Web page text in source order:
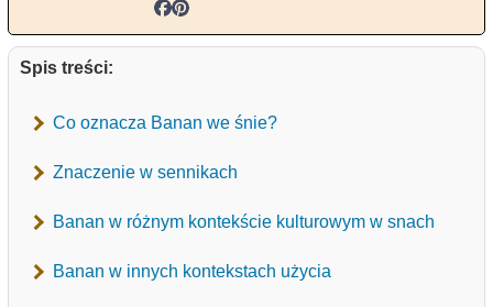
Spis treści:
Co oznacza Banan we śnie?
Znaczenie w sennikach
Banan w różnym kontekście kulturowym w snach
Banan w innych kontekstach użycia